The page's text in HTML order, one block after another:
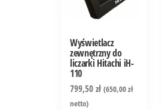
Wyświetlacz
zewnętrzny do
liczarki Hitachi iH-
110
799,50zł (650,00zł
netto)